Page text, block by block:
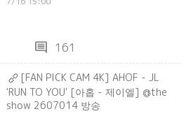
comment 161
[FAN PICK CAM 4K] AHOF - JL
'RUN TO YOU' [아홉 - 제이엘] @the
show 2607014 방송